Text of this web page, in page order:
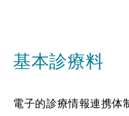
基本診療料
電子的診療情報連携体